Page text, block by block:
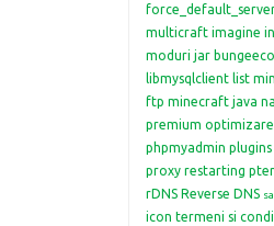
multicraft imagine
moduri jar
libmysqlclient list
ftp minecraft java
premium optimizare
phpmyadmin
proxy restarting
rDNS Reverse DNS
icon termeni si